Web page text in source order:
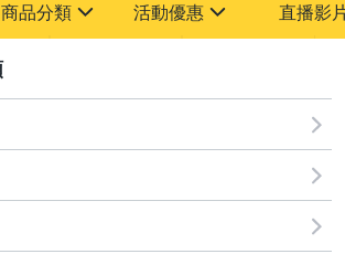
商品分類 活動優惠 直播影